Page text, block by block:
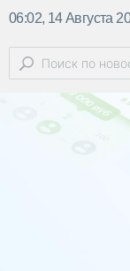
06:02, 14 Августа